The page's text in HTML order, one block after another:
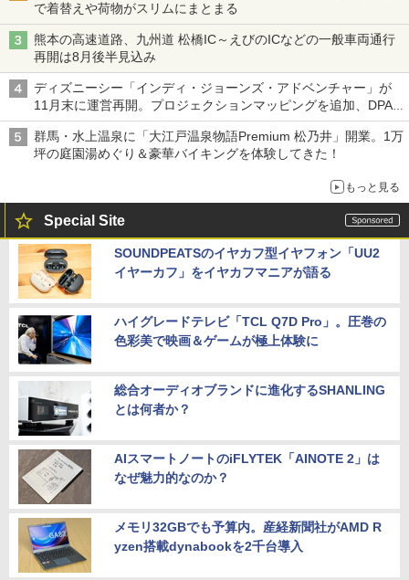
で着替えや荷物がスリムにまとまる
熊本の高速道路、九州道 松橋IC～えびのICなどの一般車両通行
再開は8月後半見込み
ディズニーシー「インディ・ジョーンズ・アドベンチャー」が
11月末に運営再開。プロジェクションマッピングを追加、DPA
は1500円
群馬・水上温泉に「大江戸温泉物語Premium 松乃井」開業。1万
坪の庭園湯めぐり＆豪華バイキングを体験してきた！
もっと見る
Special Site
SOUNDPEATSのイヤカフ型イヤフォン「UU2
イヤーカフ」をイヤカフマニアが語る
ハイグレードテレビ「TCL Q7D Pro」。圧巻の
色彩美で映画＆ゲームが極上体験に
総合オーディオブランドに進化するSHANLING
とは何者か？
AIスマートノートのiFLYTEK「AINOTE 2」は
なぜ魅力的なのか？
メモリ32GBでも予算内。産経新聞社がAMD R
yzen搭載dynabookを2千台導入